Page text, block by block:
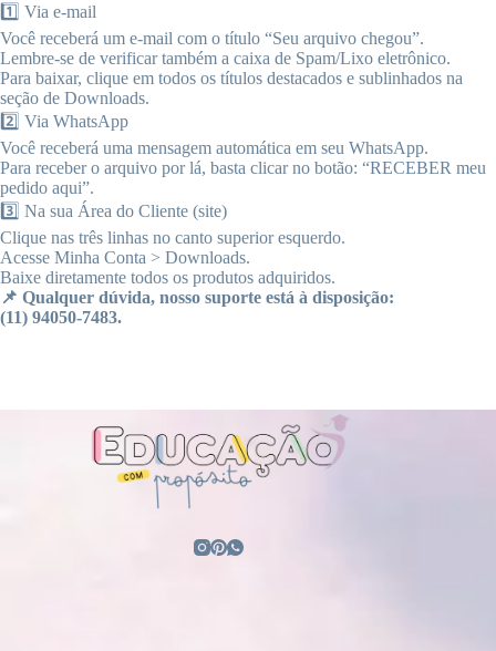
1️⃣ Via e-mail
Você receberá um e-mail com o título “Seu arquivo chegou”.
Lembre-se de verificar também a caixa de Spam/Lixo eletrônico.
Para baixar, clique em todos os títulos destacados e sublinhados na
seção de Downloads.
2️⃣ Via WhatsApp
Você receberá uma mensagem automática em seu WhatsApp.
Para receber o arquivo por lá, basta clicar no botão: “RECEBER meu
pedido aqui”.
3️⃣ Na sua Área do Cliente (site)
Clique nas três linhas no canto superior esquerdo.
Acesse Minha Conta > Downloads.
Baixe diretamente todos os produtos adquiridos.
📌 Qualquer dúvida, nosso suporte está à disposição:
(11) 94050-7483.